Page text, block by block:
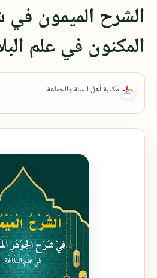
الشرح الميمون
المكنون في علم